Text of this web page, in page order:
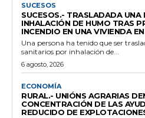
SUCESOS
SUCESOS.- TRASLADADA UNA
INHALACIÓN DE HUMO TRAS
INCENDIO EN UNA VIVIENDA
Una persona ha tenido que ser
sanitarios por inhalación de...
6 agosto, 2026
ECONOMÍA
RURAL.- UNIÓNS AGRARIAS
CONCENTRACIÓN DE LAS
REDUCIDO DE